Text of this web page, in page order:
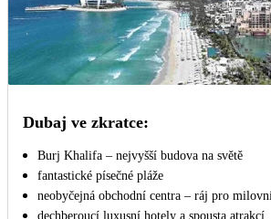
Dubaj ve zkratce:
Burj Khalifa – nejvyšší budova na světě
fantastické písečné pláže
neobyčejná obchodní centra – ráj pro
dechberoucí luxusní hotely a spousta atrakcí